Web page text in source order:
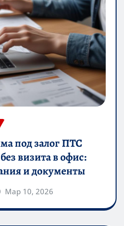
под залог ПТС
визита в офис:
и документы
Мар 10, 2026